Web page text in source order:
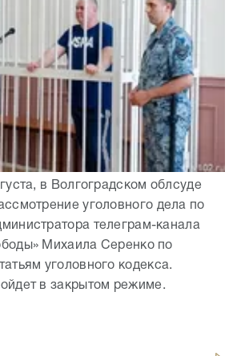
в Волгоградском облсуде
уголовного дела по
телеграм-канала
Михаила Серенко по
уголовного кодекса.
в закрытом режиме.